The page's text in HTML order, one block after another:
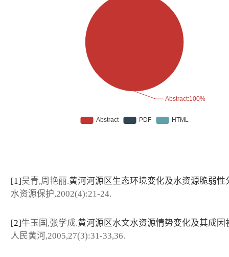
[1] 吴青,周艳丽.黄河河源区生态环境变化及水资源脆弱性
水资源保护,2002(4):21-24.
[2]牛玉国,张学成.黄河源区水文水资源情势变化及其成因
人民黄河,2005,27(3):31-33,36.